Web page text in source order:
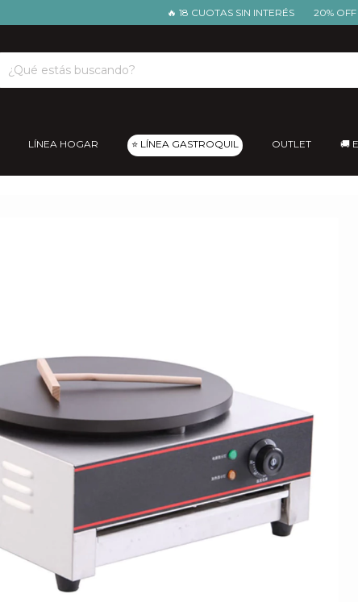
🔥 18 CUOTAS SIN INTERÉS 20% OFF
LÍNEA HOGAR ⭐ LÍNEA GASTROQUIL OUTLET 🚚